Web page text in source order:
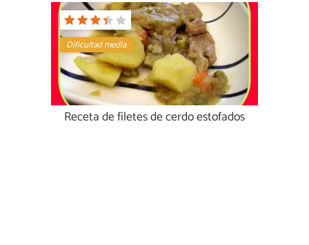
Dificultad media
Receta de filetes de cerdo estofados